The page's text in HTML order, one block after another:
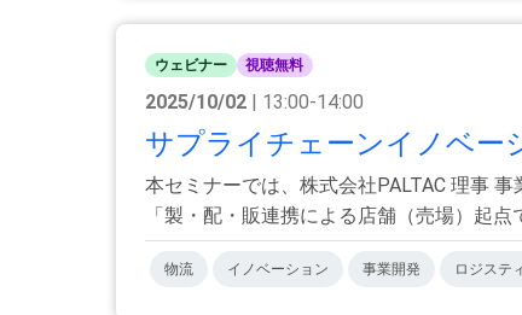
ウェビナー 視聴無料
2025/10/02 | 13:00-14:00
サプライチェーンイノベー
本セミナーでは、株式会社PALTAC 理事
「製・配・販連携による店舗（売場）起点
物流 イノベーション 事業開発 ロジステ